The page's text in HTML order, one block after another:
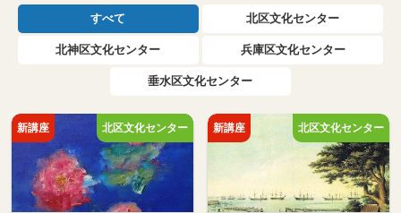
すべて 北区文化センター
北神区文化センター 兵庫区文化センター
垂水区文化センター